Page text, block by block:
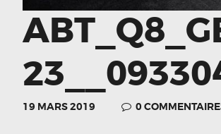
19 MARS 2019 0